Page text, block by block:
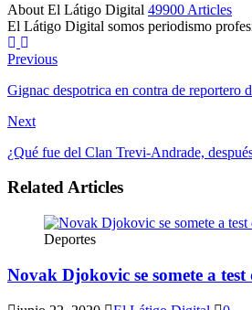
About El Látigo Digital 49900 Articles
El Látigo Digital somos periodismo
Website
Previous
Gignac despotrica en contra de reportero
Next
¿Qué fue del Clan Trevi-Andrade,
Related Articles
Deportes
Novak Djokovic se somete a